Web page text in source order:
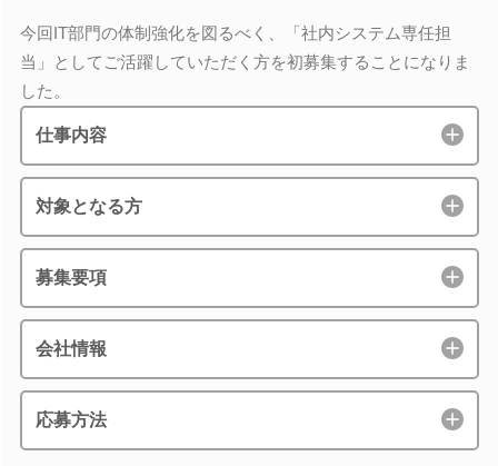
今回IT部門の体制強化を図るべく、「社内システム専任担
当」としてご活躍していただく方を初募集することになりま
した。
仕事内容
対象となる方
募集要項
会社情報
応募方法